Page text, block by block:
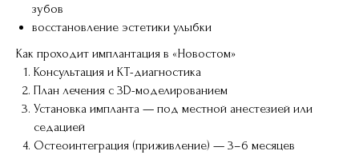
зубов
восстановление эстетики улыбки
Как проходит имплантация в «Новостом»
Консультация и КТ-диагностика
План лечения с 3D-моделированием
Установка импланта — под местной анестезией или
седацией
Остеоинтеграция (приживление) — 3–6 месяцев